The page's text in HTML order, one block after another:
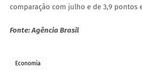
comparação com julho e de 3,9 pontos
Fonte: Agência Brasil
Economia